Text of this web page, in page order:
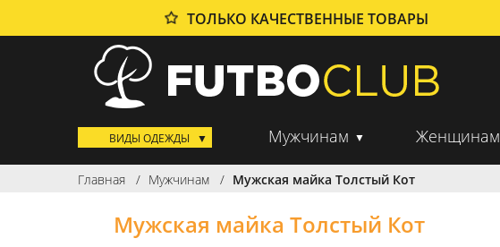
ТОЛЬКО КАЧЕСТВЕННЫЕ ТОВАРЫ
ВИДЫ ОДЕЖДЫ Мужчинам Женщинам
Главная Мужчинам Мужская майка Толстый Кот
Мужская майка Толстый Кот